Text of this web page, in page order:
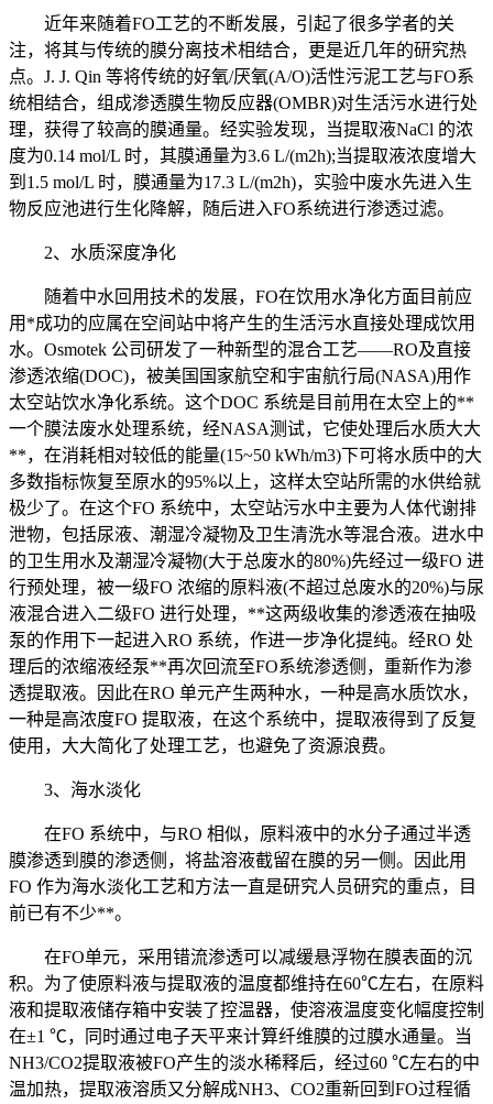
近年来随着FO工艺的不断发展，引起了很多学者的关
注，将其与传统的膜分离技术相结合，更是近几年的研究热
点。J. J. Qin 等将传统的好氧/厌氧(A/O)活性污泥工艺与FO系
统相结合，组成渗透膜生物反应器(OMBR)对生活污水进行处
理，获得了较高的膜通量。经实验发现，当提取液NaCl 的浓
度为0.14 mol/L 时，其膜通量为3.6 L/(m2h);当提取液浓度增大
到1.5 mol/L 时，膜通量为17.3 L/(m2h)，实验中废水先进入生
物反应池进行生化降解，随后进入FO系统进行渗透过滤。
2、水质深度净化
随着中水回用技术的发展，FO在饮用水净化方面目前应
用*成功的应属在空间站中将产生的生活污水直接处理成饮用
水。Osmotek 公司研发了一种新型的混合工艺——RO及直接
渗透浓缩(DOC)，被美国国家航空和宇宙航行局(NASA)用作
太空站饮水净化系统。这个DOC 系统是目前用在太空上的**
一个膜法废水处理系统，经NASA测试，它使处理后水质大大
**，在消耗相对较低的能量(15~50 kWh/m3)下可将水质中的大
多数指标恢复至原水的95%以上，这样太空站所需的水供给就
极少了。在这个FO 系统中，太空站污水中主要为人体代谢排
泄物，包括尿液、潮湿冷凝物及卫生清洗水等混合液。进水中
的卫生用水及潮湿冷凝物(大于总废水的80%)先经过一级FO 进
行预处理，被一级FO 浓缩的原料液(不超过总废水的20%)与尿
液混合进入二级FO 进行处理，**这两级收集的渗透液在抽吸
泵的作用下一起进入RO 系统，作进一步净化提纯。经RO 处
理后的浓缩液经泵**再次回流至FO系统渗透侧，重新作为渗
透提取液。因此在RO 单元产生两种水，一种是高水质饮水，
一种是高浓度FO 提取液，在这个系统中，提取液得到了反复
使用，大大简化了处理工艺，也避免了资源浪费。
3、海水淡化
在FO 系统中，与RO 相似，原料液中的水分子通过半透
膜渗透到膜的渗透侧，将盐溶液截留在膜的另一侧。因此用
FO 作为海水淡化工艺和方法一直是研究人员研究的重点，目
前已有不少**。
在FO单元，采用错流渗透可以减缓悬浮物在膜表面的沉
积。为了使原料液与提取液的温度都维持在60℃左右，在原料
液和提取液储存箱中安装了控温器，使溶液温度变化幅度控制
在±1 ℃，同时通过电子天平来计算纤维膜的过膜水通量。当
NH3/CO2提取液被FO产生的淡水稀释后，经过60 ℃左右的中
温加热，提取液溶质又分解成NH3、CO2重新回到FO过程循